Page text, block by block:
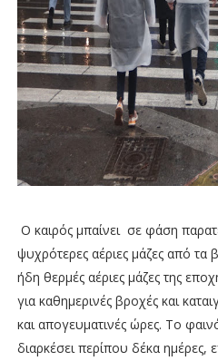
Ο καιρός μπαίνει σε φάση
ψυχρότερες αέριες μάζες από τα
ήδη θερμές αέριες μάζες της
για καθημερινές βροχές και
και απογευματινές ώρες. Το
διαρκέσει περίπου δέκα ημέρες,